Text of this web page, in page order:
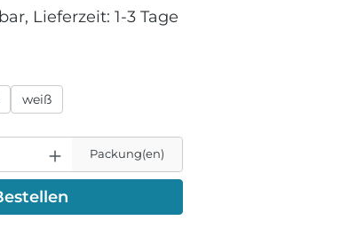
Lieferzeit: 1-3 Tage
weiß
Packung(en)